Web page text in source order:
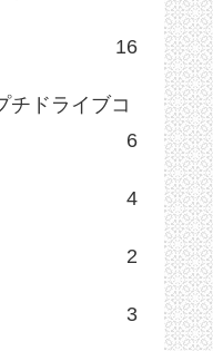
16
チドライブコ
6
4
2
3